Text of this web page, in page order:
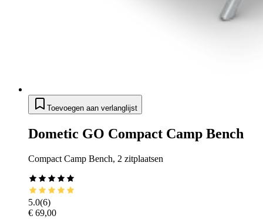
Toevoegen aan verlanglijst
Dometic GO Compact Camp Bench
Compact Camp Bench, 2 zitplaatsen
5.0(6)
€ 69,00